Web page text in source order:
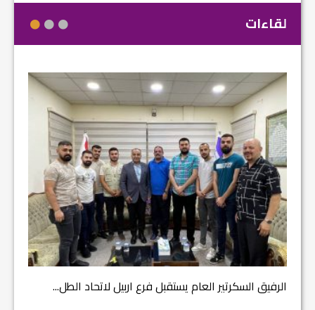
لقاءات
الرفيق السكرتير العام يستقبل فرع اربيل لاتحاد الطل...